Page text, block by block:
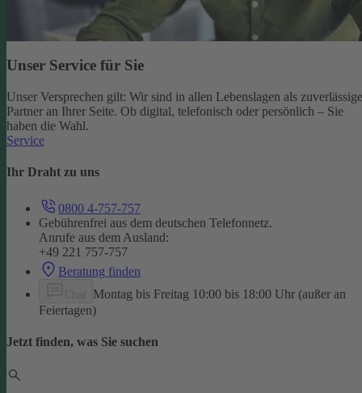
Unser Service für Sie
Unser Versprechen gilt: Wir sind in allen Lebenslagen als
Partner an Ihrer Seite. Ob digital, telefonisch oder persönlich – Sie
haben die Wahl.
Service
Ihr Draht zu uns
0800 4-757-757
Gebührenfrei aus dem deutschen Telefonnetz.
Anrufe aus dem Ausland:
+49 221 757-757
Beratung finden
Montag bis Freitag 10:00 bis 18:00 Uhr (außer an
Feiertagen)
Jetzt finden, was Sie suchen